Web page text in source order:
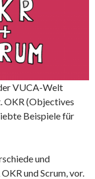
VUCA-Welt
OKR (Objectives
Beispiele für
und
und Scrum, vor.